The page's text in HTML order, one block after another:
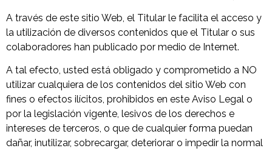
A través de este sitio Web, el Titular le facilita el acceso y
la utilización de diversos contenidos que el Titular o sus
colaboradores han publicado por medio de Internet.
A tal efecto, usted está obligado y comprometido a NO
utilizar cualquiera de los contenidos del sitio Web con
fines o efectos ilícitos, prohibidos en este Aviso Legal o
por la legislación vigente, lesivos de los derechos e
intereses de terceros, o que de cualquier forma puedan
dañar, inutilizar, sobrecargar, deteriorar o impedir la normal